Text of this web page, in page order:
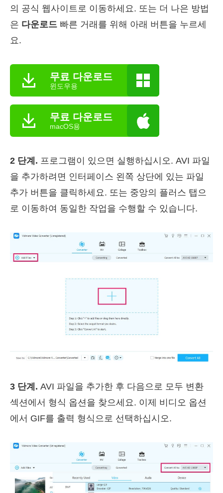
의 공식 웹사이트로 이동하세요. 또는 더 나은 방법
은 다운로드 빠른 거래를 위해 아래 버튼을 누르세
요.
무료 다운로드
윈도우용
무료 다운로드
macOS용
2 단계. 프로그램이 있으면 실행하십시오. AVI 파일
을 추가하려면 인터페이스 왼쪽 상단에 있는 파일
추가 버튼을 클릭하세요. 또는 중앙의 플러스 탭으
로 이동하여 동일한 작업을 수행할 수 있습니다.
3 단계. AVI 파일을 추가한 후 다음으로 모두 변환
섹션에서 형식 옵션을 찾으세요. 이제 비디오 옵션
에서 GIF를 출력 형식으로 선택하십시오.